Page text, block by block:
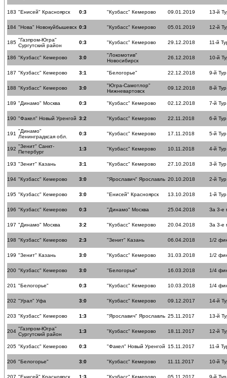
183 "Енисей" Красноярск 0:3 "Кузбасс" Кемерово 09.01.2019 13-й
184 "Нова" Новокуйбышевск 0:3 "Кузбасс" Кемерово 05.01.2019 12-й
185 "Газпром-Югра"
Сургутский район
0:3 "Кузбасс" Кемерово 29.12.2018 11-й
186 "Кузбасс" Кемерово 3:0
"Локомотив"
Новосибирск
26.12.2018 10-й
187 "Кузбасс" Кемерово 3:1 "Белогорье" 22.12.2018 9-й Тур
188 "Кузбасс" Кемерово 3:0
"Югра-Самотлор"
Нижневартовск
09.12.2018 8-й Тур
189 "Динамо" Москва 0:3 "Кузбасс" Кемерово 02.12.2018 7-й Тур
190 "Факел" Новый Уренгой 3:2 "Кузбасс" Кемерово 22.11.2018 6-й Тур
191 "Динамо"
Ленинградксая обл.
0:3 "Кузбасс" Кемерово 17.11.2018 5-й Тур
192 "Зенит" Санкт-
Петербург
1:3 "Кузбасс" Кемерово 10.11.2018 4-й Тур
193 "Зенит" Казань 3:1 "Кузбасс" Кемерово 27.10.2018 3-й Тур
194 "Кузбасс" Кемерово 3:0 "Ярославич" Ярославль 20.10.2018 2-й Тур
195 "Кузбасс" Кемерово 3:0 "Енисей" Красноярск 13.10.2018 1-й Тур
196 "Кузбасс" Кемерово 0:3 "Динамо" Москва 25.04.2018 За 3-е
197 "Динамо" Москва 3:2 "Кузбасс" Кемерово 20.04.2018 За 3-е
198 "Кузбасс" Кемерово 2:3 "Зенит" Казань 06.04.2018 1/2
199 "Зенит" Казань 3:0 "Кузбасс" Кемерово 31.03.2018 1/2
200 "Кузбасс" Кемерово 3:0 "Белогорье" 16.03.2018 1/4
201 "Белогорье" 0:3 "Кузбасс" Кемерово 10.03.2018 1/4
202 "Урал" Уфа 3:0 "Кузбасс" Кемерово 09.12.2017 14-й
203 "Кузбасс" Кемерово 1:3 "Ярославич" Ярославль 25.11.2017 13-й
204 "Газпром-Югра"
Сургутский район
1:3 "Кузбасс" Кемерово 18.11.2017 12-й
205 "Кузбасс" Кемерово 0:3 "Факел" Новый Уренгой 15.11.2017 11-й
206 "Белогорье" 3:0 "Кузбасс" Кемерово 11.11.2017 10-й
207 "Енисей" Красноярск 1:3 "Кузбасс" Кемерово 05.11.2017 9-й Тур